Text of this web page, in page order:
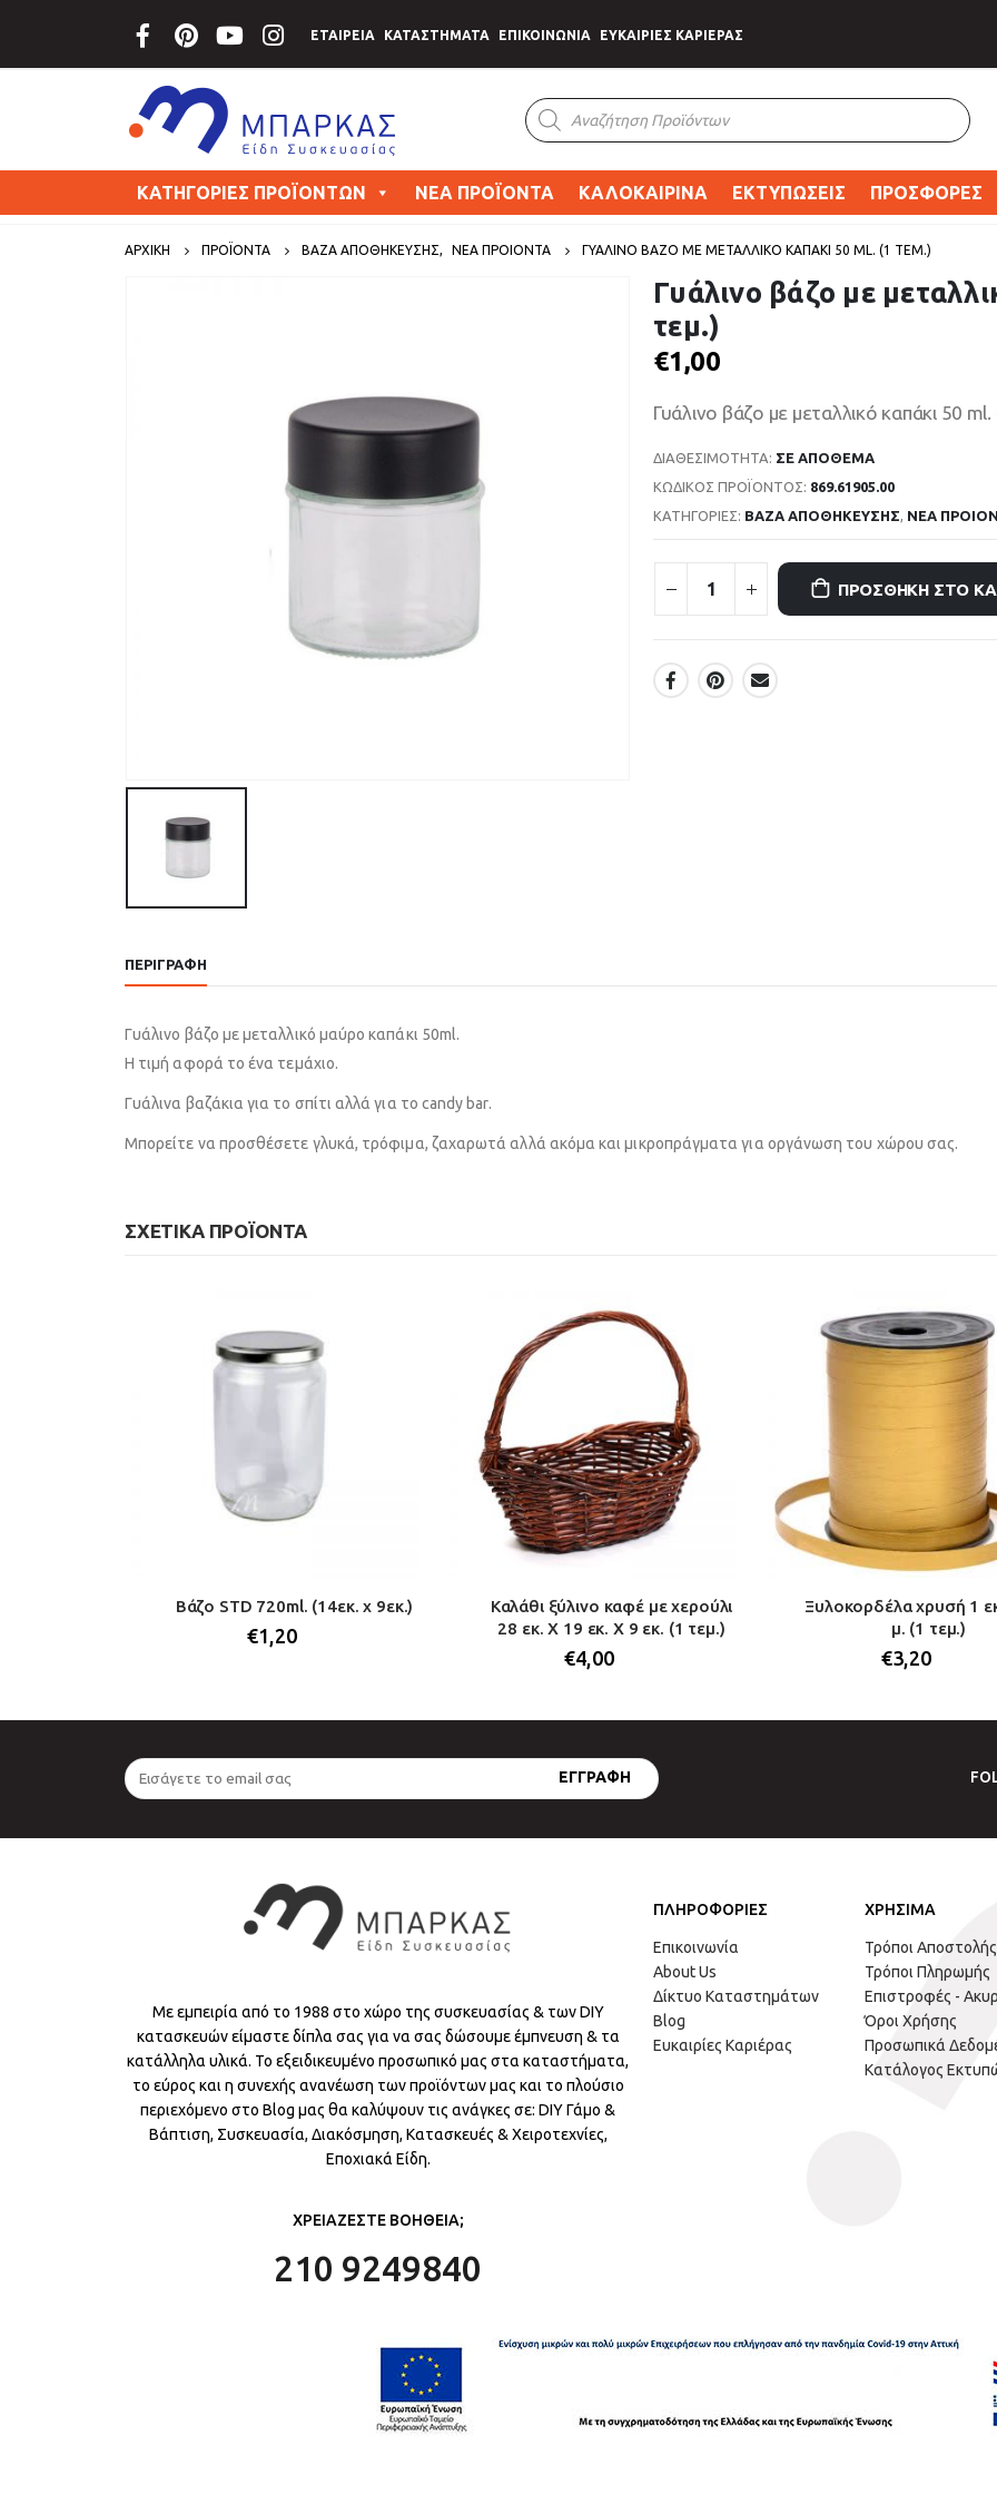
ΕΤΑΙΡΕΙΑ ΚΑΤΑΣΤΗΜΑΤΑ ΕΠΙΚΟΙΝΩΝΙΑ ΕΥΚΑΙΡΙΕΣ ΚΑΡΙΕΡΑΣ
Products
search
ΚΑΤΗΓΟΡΙΕΣ ΠΡΟΪΟΝΤΩΝ ΝΕΑ ΠΡΟΪΟΝΤΑ ΚΑΛΟΚΑΙΡΙΝΑ ΕΚΤΥΠΩΣΕΙΣ ΠΡΟΣΦΟΡΕΣ
ΑΡΧΙΚΗ ΠΡΟΪΟΝΤΑ ΒΑΖΑ ΑΠΟΘΗΚΕΥΣΗΣ, ΝΕΑ ΠΡΟΙΟΝΤΑ ΓΥΆΛΙΝΟ ΒΆΖΟ ΜΕ ΜΕΤΑΛΛΙΚΌ ΚΑΠΆΚΙ 50 ML. (1 ΤΕΜ.)
Γυάλινο βάζο με
τεμ.)
€1,00
Γυάλινο βάζο με μεταλλικό καπάκι 50 ml.
ΔΙΑΘΕΣΙΜΌΤΗΤΑ: ΣΕ ΑΠΌΘΕΜΑ
ΚΩΔΙΚΌΣ ΠΡΟΪΌΝΤΟΣ: 869.61905.00
ΚΑΤΗΓΟΡΊΕΣ: ΒΑΖΑ ΑΠΟΘΗΚΕΥΣΗΣ, ΝΕΑ
ΠΡΟΣΘΉΚΗ ΣΤΟ
ΠΕΡΙΓΡΑΦΉ
Γυάλινο βάζο με μεταλλικό μαύρο καπάκι 50ml.
Η τιμή αφορά το ένα τεμάχιο.
Γυάλινα βαζάκια για το σπίτι αλλά για το candy bar.
Μπορείτε να προσθέσετε γλυκά, τρόφιμα, ζαχαρωτά αλλά ακόμα και μικροπράγματα για οργάνωση του χώρου σας.
ΣΧΕΤΙΚΆ ΠΡΟΪΌΝΤΑ
Βάζο STD 720ml. (14εκ. x 9εκ.)
€1,20
Καλάθι ξύλινο καφέ με χερούλι
28 εκ. Χ 19 εκ. Χ 9 εκ. (1 τεμ.)
€4,00
Ξυλοκορδέλα χρυσή 1
μ. (1 τεμ.)
€3,20
Με εμπειρία από το 1988 στο χώρο της συσκευασίας & των DIY
κατασκευών είμαστε δίπλα σας για να σας δώσουμε έμπνευση & τα
κατάλληλα υλικά. Το εξειδικευμένο προσωπικό μας στα καταστήματα,
το εύρος και η συνεχής ανανέωση των προϊόντων μας και το πλούσιο
περιεχόμενο στο Blog μας θα καλύψουν τις ανάγκες σε: DIY Γάμο &
Βάπτιση, Συσκευασία, Διακόσμηση, Κατασκευές & Χειροτεχνίες,
Εποχιακά Είδη.
ΧΡΕΙΑΖΕΣΤΕ ΒΟΗΘΕΙΑ;
210 9249840
ΠΛΗΡΟΦΟΡΙΕΣ
Επικοινωνία
About Us
Δίκτυο Καταστημάτων
Blog
Ευκαιρίες Καριέρας
ΧΡΗΣΙΜΑ
Τρόποι Αποστολής
Τρόποι Πληρωμής
Επιστροφές -
Όροι Χρήσης
Προσωπικά
Κατάλογος